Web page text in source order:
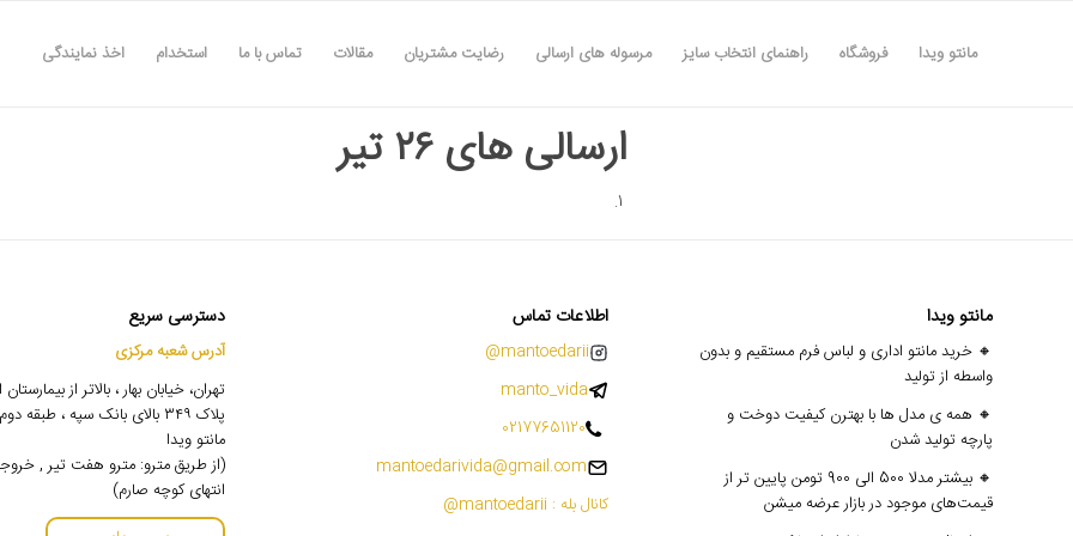
مانتو ویدا فروشگاه راهنمای انتخاب سایز مرسوله های ارسالی رضایت مشتریان مقالات تماس با ما استخدام اخذ نمایندگی
ارسالی های ۲۶ تیر
مانتو ویدا
🔸 خرید مانتو اداری و لباس فرم مستقیم و بدون
واسطه از تولید
🔸 همه ی مدل ها با بهترن کیفیت دوخت و
پارچه تولید شدن
🔸 بیشتر مدلا 500 الی 900 تومن پایین تر از
قیمت‌های موجود در بازار عرضه میشن
اطلاعات تماس
mantoedarii@
manto_vida
02177651120
mantoedarivida@gmail.com
کانال بله : mantoedarii@
دسترسی سریع
آدرس شعبه مرکزی
تهران، خیابان بهار ، بالاتر از
پلاک ۳۴۹ بالای بانک سپه ،
مانتو ویدا
(از طریق مترو: مترو هفت تیر ,
انتهای کوچه صارم)